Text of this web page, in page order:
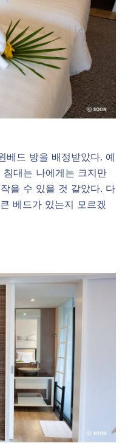
베드 방을 배정받았다. 예
대는 나에게는 크지만
을 수 있을 것 같았다. 다
베드가 있는지 모르겠